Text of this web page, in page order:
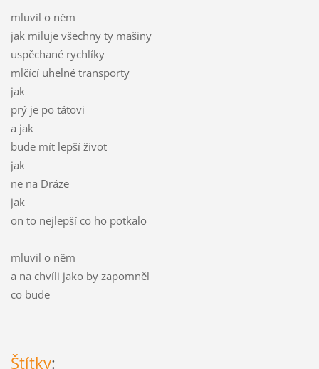
mluvil o něm
jak miluje všechny ty mašiny
uspěchané rychlíky
mlčící uhelné transporty
jak
prý je po tátovi
a jak
bude mít lepší život
jak
ne na Dráze
jak
on to nejlepší co ho potkalo
mluvil o něm
a na chvíli jako by zapomněl
co bude
Štítky: